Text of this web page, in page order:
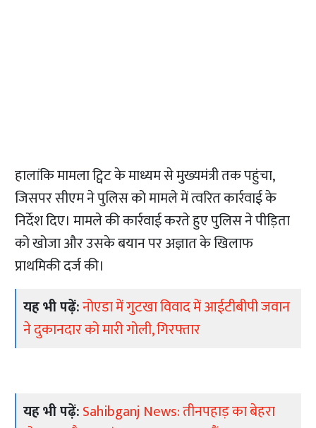
हालांकि मामला ट्विट के माध्यम से मुख्यमंत्री तक पहुंचा,
जिसपर सीएम ने पुलिस को मामले में त्वरित कार्रवाई के
निर्देश दिए। मामले की कार्रवाई करते हुए पुलिस ने पीड़िता
को खोजा और उसके बयान पर अज्ञात के खिलाफ
प्राथमिकी दर्ज की।
यह भी पढ़ें:नोएडा में गुटखा विवाद में आईटीबीपी जवान
ने दुकानदार को मारी गोली, गिरफ्तार
यह भी पढ़ें:Sahibganj News: तीनपहाड़ का बेहरा